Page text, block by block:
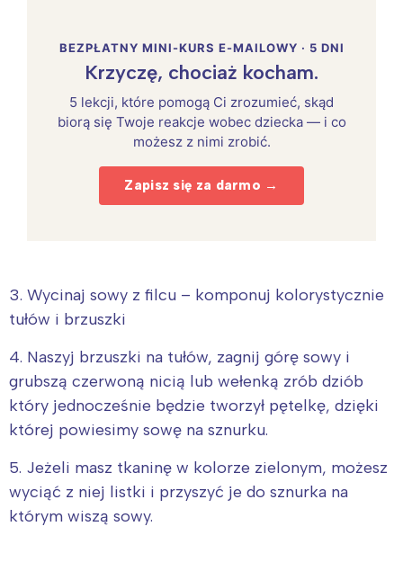
BEZPŁATNY MINI-KURS E-MAILOWY · 5 DNI
Krzyczę, chociaż kocham.
5 lekcji, które pomogą Ci zrozumieć, skąd
biorą się Twoje reakcje wobec dziecka — i co
możesz z nimi zrobić.
Zapisz się za darmo →
3. Wycinaj sowy z filcu – komponuj kolorystycznie
tułów i brzuszki
4. Naszyj brzuszki na tułów, zagnij górę sowy i
grubszą czerwoną nicią lub wełenką zrób dziób
który jednocześnie będzie tworzył pętelkę, dzięki
której powiesimy sowę na sznurku.
5. Jeżeli masz tkaninę w kolorze zielonym, możesz
wyciąć z niej listki i przyszyć je do sznurka na
którym wiszą sowy.